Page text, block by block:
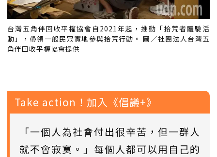
台灣五角伴回收平權協會自2021年起，推動「拾荒者體驗活
動」，帶領一般民眾實地參與拾荒行動。 圖／社團法人台灣五
角伴回收平權協會提供
Take action！加入《倡議+》
「一個人為社會付出很辛苦，但一群人
就不會寂寞。」每個人都可以用自己的